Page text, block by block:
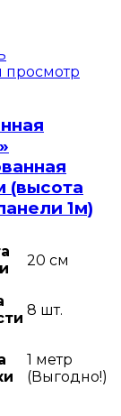
просмотр
(высота
1м)
20 см
8 шт.
1 метр
(Выгодно!)